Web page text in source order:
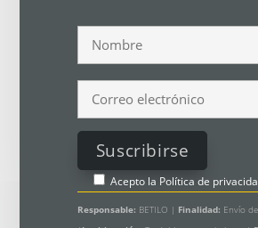
Acepto la Política de
Responsable: BETILO | Finalidad: Envío